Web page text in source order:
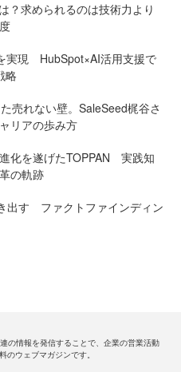
？求められるのは技術力より
実現 HubSpot×AI活用支援で
略
売れない壁。SaleSeed梶谷さ
リアの歩み方
化を遂げたTOPPAN 実践知
の軌跡
出す ファクトファインディン
の情報を発信することで、企業の営業活動
のウェブマガジンです。